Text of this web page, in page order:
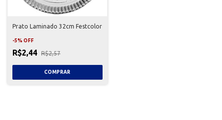
Prato Laminado 32cm Festcolor
-5% OFF
R$2,44 R$2,57